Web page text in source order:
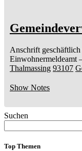
Anschrift geschäftlich
Einwohnermeldeamt
Thalmassing 93107
Show Notes
Suchen
Top Themen